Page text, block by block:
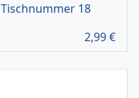
Tischnummer 18
2,99€